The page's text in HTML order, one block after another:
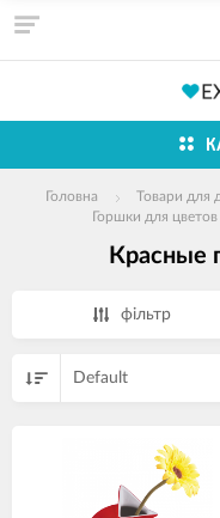
Головна Товари для
Горшки для цветов
Красные
фільтр
Default